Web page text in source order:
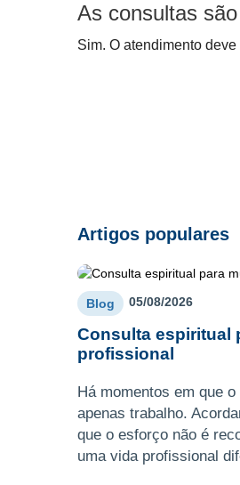
As consultas
Sim. O atendimento
Artigos populares
Blog 05/08/2026
Consulta espiritual
profissional
Há momentos em que
apenas trabalho.
que o esforço não é
uma vida profissional